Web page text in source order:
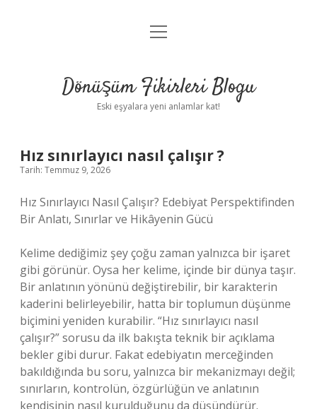
Anasayfa
Yasal Uyarı
menüyü
Dönüşüm Fikirleri Blogu
Eski eşyalara yeni anlamlar kat!
Hız sınırlayıcı nasıl çalışır ?
Tarih: Temmuz 9, 2026
Hız Sınırlayıcı Nasıl Çalışır? Edebiyat Perspektifinden
Bir Anlatı, Sınırlar ve Hikâyenin Gücü
Kelime dediğimiz şey çoğu zaman yalnızca bir işaret
gibi görünür. Oysa her kelime, içinde bir dünya taşır.
Bir anlatının yönünü değiştirebilir, bir karakterin
kaderini belirleyebilir, hatta bir toplumun düşünme
biçimini yeniden kurabilir. “Hız sınırlayıcı nasıl
çalışır?” sorusu da ilk bakışta teknik bir açıklama
bekler gibi durur. Fakat edebiyatın merceğinden
bakıldığında bu soru, yalnızca bir mekanizmayı değil;
sınırların, kontrolün, özgürlüğün ve anlatının
kendisinin nasıl kurulduğunu da düşündürür.